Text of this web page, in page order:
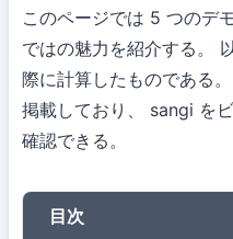
このページでは 5 つのデ
ではの魅力を紹介する。
際に計算したものである。
掲載しており、 sangi を
確認できる。
目次